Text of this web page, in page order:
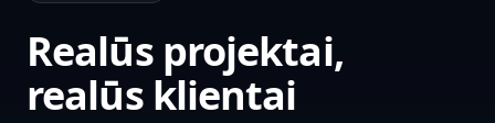
Realūs projektai,
realūs klientai